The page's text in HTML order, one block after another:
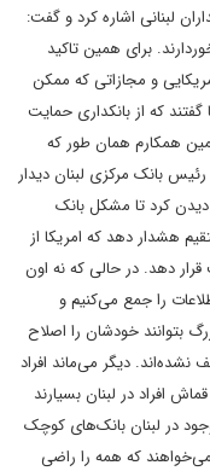
لبنانی اشاره کرد و گفت:
برای همین تاکید
و مجازاتی که ممکن
که از بانکداری حمایت
همکارم همان طور که
بانک مرکزی لبنان دیدار
کرد تا مشکل بانک
هشدار دهد که امریکا از
قرار دهد. در حالی که نه اون
را جمع می‌کنیم و
بتوانند خودشان را اصلاح
نشده‌اند. دیگر می‌ماند افراد
افراد در لبنان بسیارند
در لبنان بانک‌های کوچک
که همه را راضی